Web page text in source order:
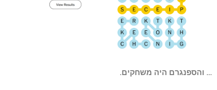
… והספנגרם היה משחקים.